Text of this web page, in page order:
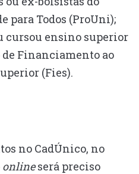
para Todos (ProUni);
cursou ensino superior
Financiamento ao
(Fies).
no CadÚnico, no
onlineserá preciso